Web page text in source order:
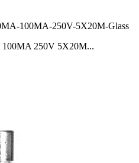
100MA 250V 5X20M...